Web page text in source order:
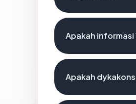
Apakah
Apakah